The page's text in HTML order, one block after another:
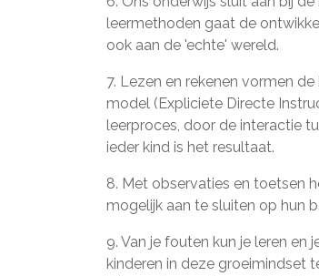
leermethoden gaat de
ook aan de 'echte' wereld.
7. Lezen en rekenen vormen
model (Expliciete Directe
leerproces, door de interactie
ieder kind is het resultaat.
8. Met observaties en toetsen
mogelijk aan te sluiten op hun
9. Van je fouten kun je leren en
kinderen in deze groeimindset